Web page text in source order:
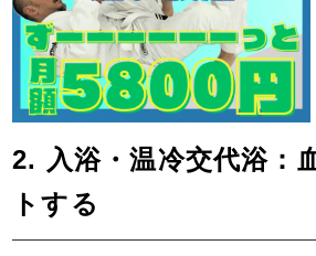
2. 入浴・温冷交代浴：
トする